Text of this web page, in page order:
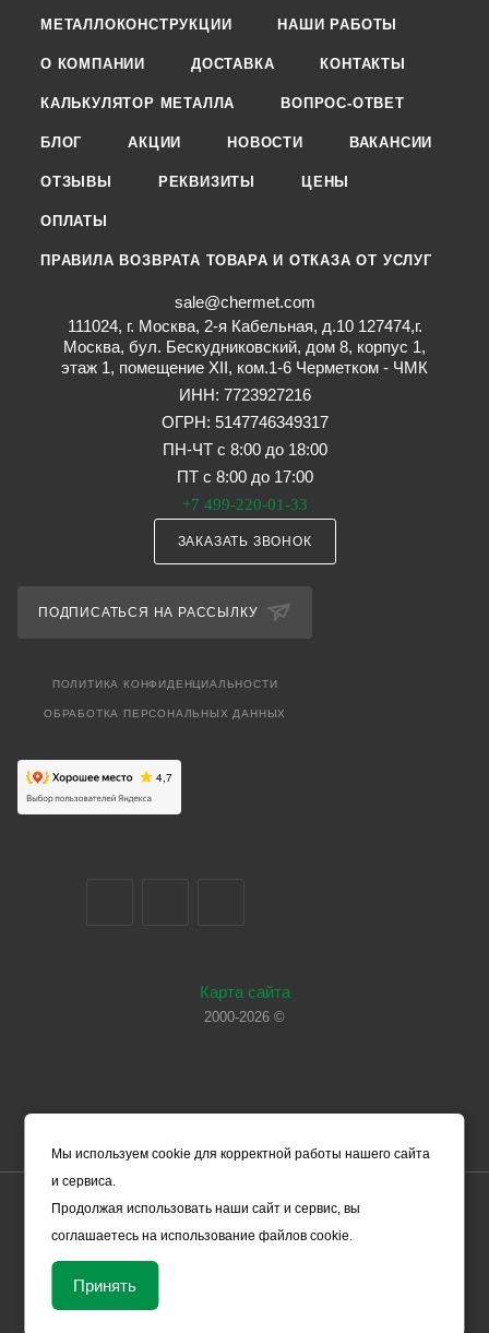
МЕТАЛЛОКОНСТРУКЦИИ НАШИ РАБОТЫ
О КОМПАНИИ ДОСТАВКА КОНТАКТЫ
КАЛЬКУЛЯТОР МЕТАЛЛА ВОПРОС-ОТВЕТ
БЛОГ АКЦИИ НОВОСТИ ВАКАНСИИ
ОТЗЫВЫ РЕКВИЗИТЫ ЦЕНЫ
ОПЛАТЫ
ПРАВИЛА ВОЗВРАТА ТОВАРА И ОТКАЗА ОТ УСЛУГ
sale@chermet.com
111024, г. Москва, 2-я Кабельная, д.10 127474,г.
Москва, бул. Бескудниковский, дом 8, корпус 1,
этаж 1, помещение XII, ком.1-6 Черметком - ЧМК
ИНН: 7723927216
ОГРН: 5147746349317
ПН-ЧТ с 8:00 до 18:00
ПТ с 8:00 до 17:00
+7 499-220-01-33
ЗАКАЗАТЬ ЗВОНОК
ПОДПИСАТЬСЯ НА РАССЫЛКУ
ПОЛИТИКА КОНФИДЕНЦИАЛЬНОСТИ
ОБРАБОТКА ПЕРСОНАЛЬНЫХ ДАННЫХ
Карта сайта
2000-2026 ©
Цены, указанные на сайте, носят справочный характер и не
являются офертой (в соответствии со ст. 435 ГК РФ). Они могут
Договора. Окончательная стоимость товара формируется
Мы используем cookie для корректной работы нашего сайта
и сервиса.
Продолжая использовать наши сайт и сервис, вы
соглашаетесь на использование файлов cookie.
Принять